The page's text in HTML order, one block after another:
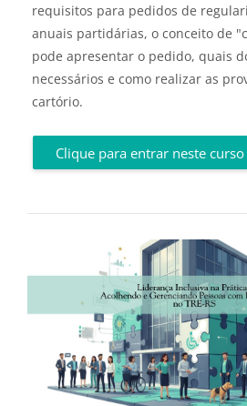
requisitos para pedidos de
anuais partidárias, o conceito de
pode apresentar o pedido, quais
necessários e como realizar as
cartório.
Clique para entrar neste curso